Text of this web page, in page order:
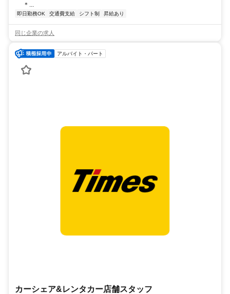
＊...
即日勤務OK 交通費支給 シフト制 昇給あり
同じ企業の求人
アルバイト・パート
カーシェア&レンタカー店舗スタッフ